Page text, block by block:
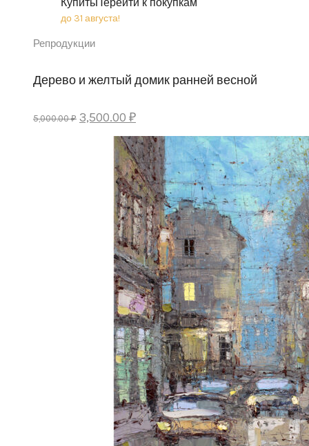
до 31 августа!
Репродукции
Дерево и желтый домик ранней весной
5,000.00 ₽ Original
5,000.00 ₽.
3,500.00 ₽Current
price
is:
3,500.00 ₽.